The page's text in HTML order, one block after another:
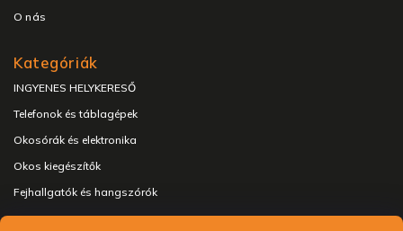
O nás
Kategóriák
INGYENES HELYKERESŐ
Telefonok és táblagépek
Okosórák és elektronika
Okos kiegészítők
Fejhallgatók és hangszórók